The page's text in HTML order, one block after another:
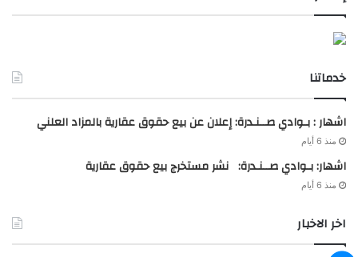
خدماتنا
اشهار : بـوادي صــنـدرة: إعلان عن بيع حقوق عقارية بالمزاد العلني
منذ 6 أيام
اشهار: بـوادي صــنـدرة: نشر مستخرج بيع حقوق عقارية
منذ 6 أيام
اخر الاخبار